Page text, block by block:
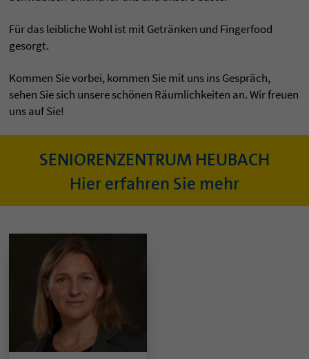
Für das leibliche Wohl ist mit Getränken und Fingerfood
gesorgt.
Kommen Sie vorbei, kommen Sie mit uns ins Gespräch,
sehen Sie sich unsere schönen Räumlichkeiten an. Wir freuen
uns auf Sie!
SENIORENZENTRUM HEUBACH
Hier erfahren Sie mehr